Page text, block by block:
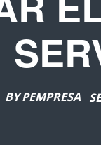
BYPEMPRESA